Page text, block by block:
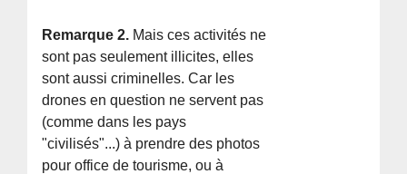
Remarque 2. Mais ces activités ne
sont pas seulement illicites, elles
sont aussi criminelles. Car les
drones en question ne servent pas
(comme dans les pays
"civilisés"...) à prendre des photos
pour office de tourisme, ou à